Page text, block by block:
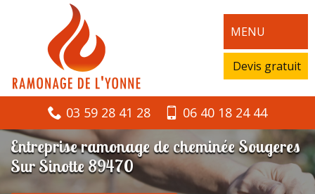
MENU
Devis gratuit
03 59 28 41 28 06 40 18 24 44
Entreprise ramonage de cheminée Sougeres
Sur Sinotte 89470